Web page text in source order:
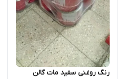
رنگ روغنی سفید مات گالن